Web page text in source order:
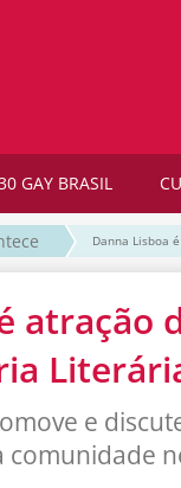
GAY BRASIL
Danna Lisboa
atração
e